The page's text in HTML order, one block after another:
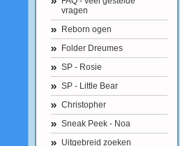
vragen
Reborn ogen
Folder Dreumes
SP - Rosie
SP - Little Bear
Christopher
Sneak Peek - Noa
Uitgebreid zoeken